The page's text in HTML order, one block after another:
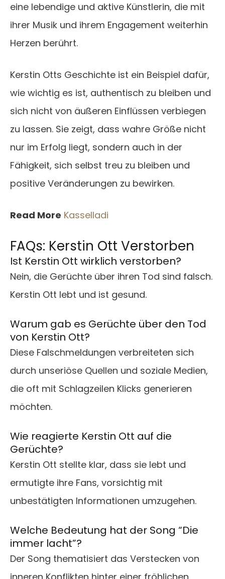
eine lebendige und aktive Künstlerin, die mit
ihrer Musik und ihrem Engagement weiterhin
Herzen berührt.
Kerstin Otts Geschichte ist ein Beispiel dafür,
wie wichtig es ist, authentisch zu bleiben und
sich nicht von äußeren Einflüssen verbiegen
zu lassen. Sie zeigt, dass wahre Größe nicht
nur im Erfolg liegt, sondern auch in der
Fähigkeit, sich selbst treu zu bleiben und
positive Veränderungen zu bewirken.
Read More Kasselladi
FAQs: Kerstin Ott Verstorben
Ist Kerstin Ott wirklich verstorben?
Nein, die Gerüchte über ihren Tod sind falsch.
Kerstin Ott lebt und ist gesund.
Warum gab es Gerüchte über den Tod
von Kerstin Ott?
Diese Falschmeldungen verbreiteten sich
durch unseriöse Quellen und soziale Medien,
die oft mit Schlagzeilen Klicks generieren
möchten.
Wie reagierte Kerstin Ott auf die
Gerüchte?
Kerstin Ott stellte klar, dass sie lebt und
ermutigte ihre Fans, vorsichtig mit
unbestätigten Informationen umzugehen.
Welche Bedeutung hat der Song “Die
immer lacht”?
Der Song thematisiert das Verstecken von